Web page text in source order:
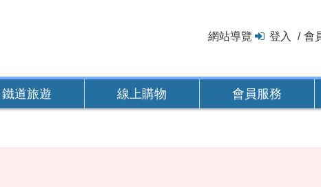
網站導覽 登入 會
鐵道旅遊 線上購物 會員服務